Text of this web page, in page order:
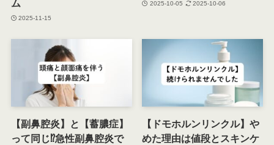
ム
2025-11-15
2025-10-05 2025-10-06
【副鼻腔炎】と【蓄膿症】
って同じ⁉急性副鼻腔炎で
【ドモホルンリンクル】や
めた理由は値段とスキンケ